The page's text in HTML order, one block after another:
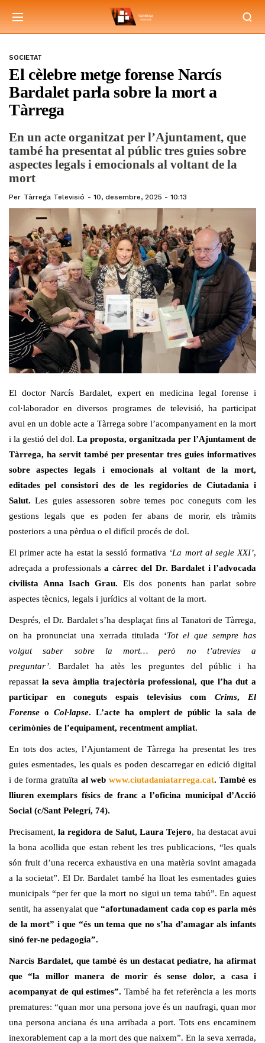
SOCIETAT
El cèlebre metge forense Narcís
Bardalet parla sobre la mort a
Tàrrega
En un acte organitzat per l’Ajuntament, que
també ha presentat al públic tres guies sobre
aspectes legals i emocionals al voltant de la
mort
Per Tàrrega Televisió 10, desembre, 2025 - 10:13
El doctor Narcís Bardalet, expert en medicina legal forense i
col·laborador en diversos programes de televisió, ha participat
avui en un doble acte a Tàrrega sobre l’acompanyament en la mort
i la gestió del dol. La proposta, organitzada per l’Ajuntament de
Tàrrega, ha servit també per presentar tres guies informatives
sobre aspectes legals i emocionals al voltant de la mort,
editades pel consistori des de les regidories de Ciutadania i
Salut.Les guies assessoren sobre temes poc coneguts com les
gestions legals que es poden fer abans de morir, els tràmits
posteriors a una pèrdua o el difícil procés de dol.
El primer acte ha estat la sessió formativa ‘La mort al segle XXI’,
adreçada a professionalsa càrrec del Dr. Bardalet i l’advocada
civilista Anna Isach Grau. Els dos ponents han parlat sobre
aspectes tècnics, legals i jurídics al voltant de la mort.
Després, el Dr. Bardalet s’ha desplaçat fins al Tanatori de Tàrrega,
on ha pronunciat una xerrada titulada ‘Tot el que sempre has
volgut saber sobre la mort… però no t’atrevies a
preguntar’. Bardalet ha atès les preguntes del públic i ha
repassat la seva àmplia trajectòria professional, que l’ha dut a
participar en coneguts espais televisius com Crims, El
Forense o Col·lapse. L’acte ha omplert de públic la sala de
cerimònies de l’equipament, recentment ampliat.
En tots dos actes, l’Ajuntament de Tàrrega ha presentat les tres
guies esmentades, les quals es poden descarregar en edició digital
i de forma gratuïta al web www.ciutadaniatarrega.cat. També es
lliuren exemplars físics de franc a l’oficina municipal d’Acció
Social (c/Sant Pelegrí, 74).
Precisament,la regidora de Salut, Laura Tejero, ha destacat avui
la bona acollida que estan rebent les tres publicacions, “les quals
són fruit d’una recerca exhaustiva en una matèria sovint amagada
a la societat”. El Dr. Bardalet també ha lloat les esmentades guies
municipals “per fer que la mort no sigui un tema tabú”. En aquest
sentit, ha assenyalat que“afortunadament cada cop es parla més
de la mort” i que “és un tema que no s’ha d’amagar als infants
sinó fer-ne pedagogia”.
Narcís Bardalet, que també és un destacat pediatre, ha afirmat
que “la millor manera de morir és sense dolor, a casa i
acompanyat de qui estimes”.També ha fet referència a les morts
prematures: “quan mor una persona jove és un naufragi, quan mor
una persona anciana és una arribada a port. Tots ens encaminem
inexorablement cap a la mort des que naixem”. En la seva xerrada,